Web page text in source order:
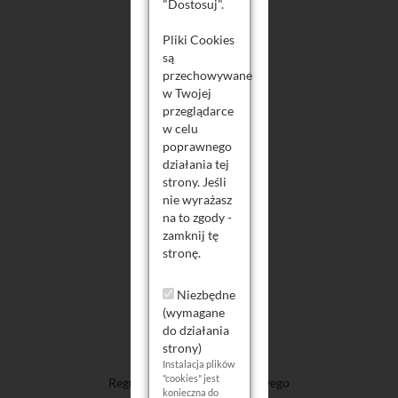
Twoje Konto
Logowanie
Rejestracja
Koszyk
Informacje
Regulamin Sklepu Internetowego
"Dostosuj".
Pliki Cookies
są
przechowywane
w Twojej
przeglądarce
w celu
poprawnego
działania tej
strony. Jeśli
nie wyrażasz
na to zgody -
zamknij tę
stronę.
Niezbędne
(wymagane
do działania
strony)
Instalacja plików
"cookies" jest
konieczna do